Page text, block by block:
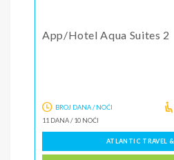
App/Hotel Aqua Suites 2
BROJ DANA / NOĆI
11 DANA/10 NOĆI
ATLANTIC TRAVEL &